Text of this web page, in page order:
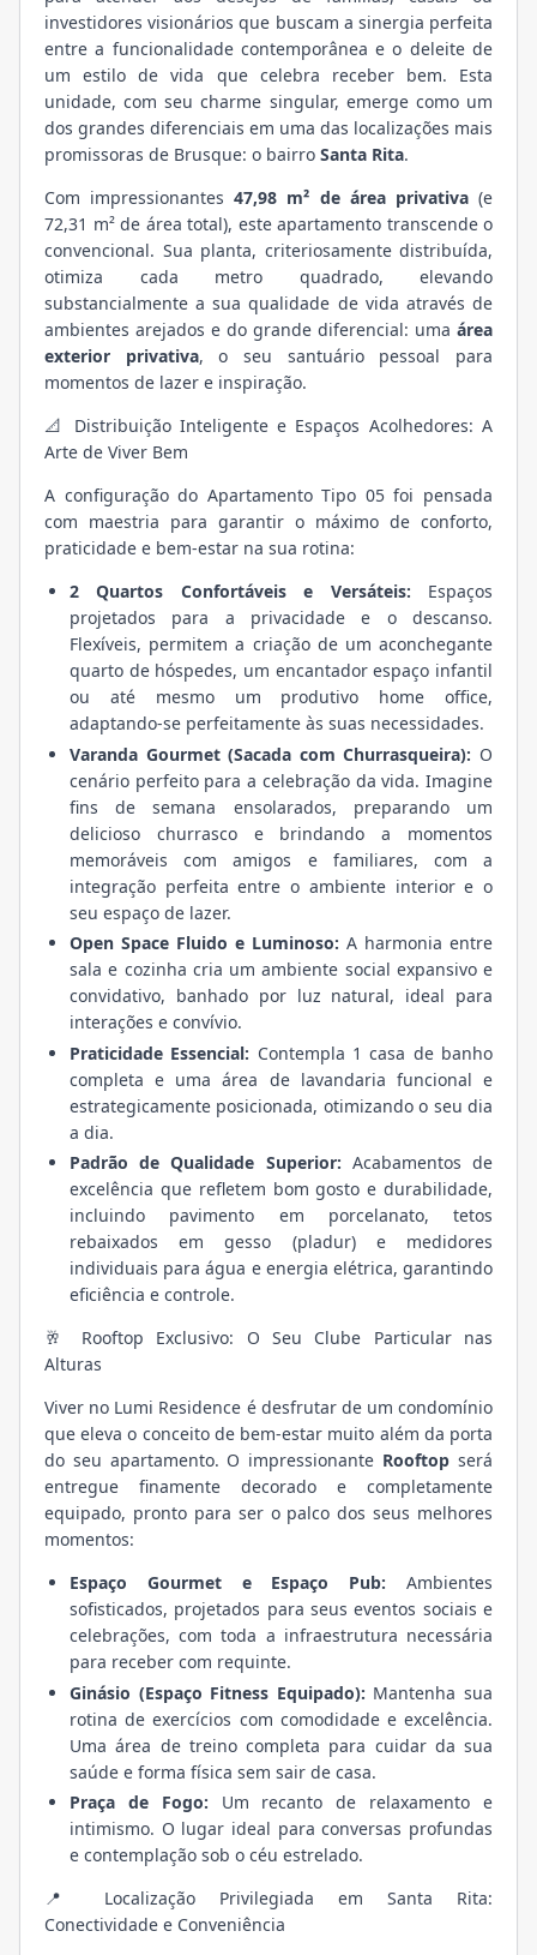
investidores visionários que buscam a sinergia perfeita
entre a funcionalidade contemporânea e o deleite de
um estilo de vida que celebra receber bem. Esta
unidade, com seu charme singular, emerge como um
dos grandes diferenciais em uma das localizações mais
promissoras de Brusque: o bairro Santa Rita.
Com impressionantes47,98 m² de área privativa(e
72,31 m² de área total), este apartamento transcende o
convencional. Sua planta, criteriosamente distribuída,
otimiza cada metro quadrado, elevando
substancialmente a sua qualidade de vida através de
ambientes arejados e do grande diferencial: uma área
exterior privativa, o seu santuário pessoal para
momentos de lazer e inspiração.
📐 Distribuição Inteligente e Espaços Acolhedores: A
Arte de Viver Bem
A configuração do Apartamento Tipo 05 foi pensada
com maestria para garantir o máximo de conforto,
praticidade e bem-estar na sua rotina:
2 Quartos Confortáveis e Versáteis: Espaços
projetados para a privacidade e o descanso.
Flexíveis, permitem a criação de um aconchegante
quarto de hóspedes, um encantador espaço infantil
ou até mesmo um produtivo home office,
adaptando-se perfeitamente às suas necessidades.
Varanda Gourmet (Sacada com Churrasqueira): O
cenário perfeito para a celebração da vida. Imagine
fins de semana ensolarados, preparando um
delicioso churrasco e brindando a momentos
memoráveis com amigos e familiares, com a
integração perfeita entre o ambiente interior e o
seu espaço de lazer.
Open Space Fluido e Luminoso: A harmonia entre
sala e cozinha cria um ambiente social expansivo e
convidativo, banhado por luz natural, ideal para
interações e convívio.
Praticidade Essencial: Contempla 1 casa de banho
completa e uma área de lavandaria funcional e
estrategicamente posicionada, otimizando o seu dia
a dia.
Padrão de Qualidade Superior: Acabamentos de
excelência que refletem bom gosto e durabilidade,
incluindo pavimento em porcelanato, tetos
rebaixados em gesso (pladur) e medidores
individuais para água e energia elétrica, garantindo
eficiência e controle.
🥂 Rooftop Exclusivo: O Seu Clube Particular nas
Alturas
Viver no Lumi Residence é desfrutar de um condomínio
que eleva o conceito de bem-estar muito além da porta
do seu apartamento. O impressionante Rooftop será
entregue finamente decorado e completamente
equipado, pronto para ser o palco dos seus melhores
momentos:
Espaço Gourmet e Espaço Pub: Ambientes
sofisticados, projetados para seus eventos sociais e
celebrações, com toda a infraestrutura necessária
para receber com requinte.
Ginásio (Espaço Fitness Equipado): Mantenha sua
rotina de exercícios com comodidade e excelência.
Uma área de treino completa para cuidar da sua
saúde e forma física sem sair de casa.
Praça de Fogo: Um recanto de relaxamento e
intimismo. O lugar ideal para conversas profundas
e contemplação sob o céu estrelado.
📍 Localização Privilegiada em Santa Rita:
Conectividade e Conveniência